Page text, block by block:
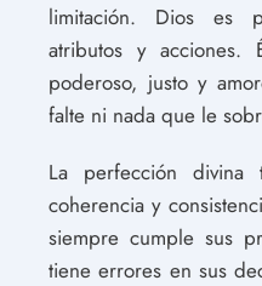
limitación. Dios es
atributos y acciones.
poderoso, justo y
falte ni nada que le
La perfección
coherencia y
siempre cumple sus
tiene errores en sus